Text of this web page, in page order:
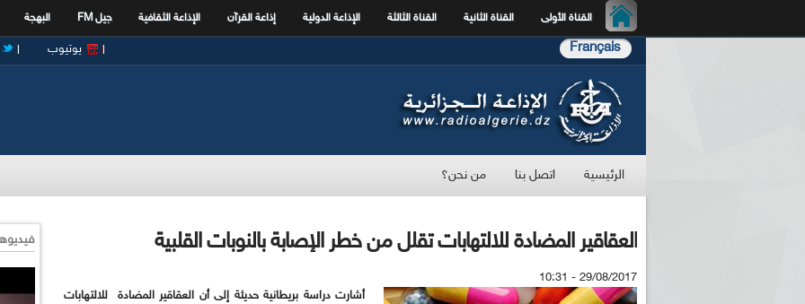
القناة الأولى القناة الثانية القناة الثالثة الإذاعة الدولية إذاعة القرآن الإذاعة الثقافية جيل FM البهجة
Français يوتيوب
الرئيسية اتصل بنا من نحن؟
العقاقير المضادة للالتهابات تقلل من خطر الإصابة بالنوبات القلبية
29/08/2017 - 10:31
أشارت دراسة بريطانية حديثة إلى أن العقاقير المضادة للالتهابات